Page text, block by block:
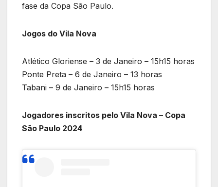
fase da Copa São Paulo.
Jogos do Vila Nova
Atlético Gloriense – 3 de Janeiro – 15h15 horas
Ponte Preta – 6 de Janeiro – 13 horas
Tabani – 9 de Janeiro – 15h15 horas
Jogadores inscritos pelo Vila Nova – Copa
São Paulo 2024